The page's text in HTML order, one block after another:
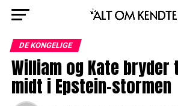
DE KONGELIGE
William og Kate bryder
midt i Epstein-stormen